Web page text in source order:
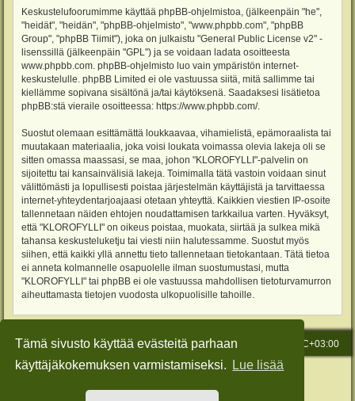
Tämä sivusto käyttää evästeitä parhaan
käyttäjäkokemuksen varmistamiseksi.
Lue lisää
Keskustelufoorumimme käyttää phpBB-ohjelmistoa, (jälkeenpäin "he",
"heidät", "heidän", "phpBB-ohjelmisto", "www.phpbb.com", "phpBB
Group", "phpBB Tiimit"), joka on julkaistu "General Public License v2" -
lisenssillä (jälkeenpäin "GPL") ja se voidaan ladata osoitteesta
www.phpbb.com . phpBB-ohjelmisto luo vain ympäristön internet-
keskustelulle. phpBB Limited ei ole vastuussa siitä, mitä sallimme tai
kiellämme sopivana sisältönä ja/tai käytöksenä. Saadaksesi lisätietoa
phpBB:stä vieraile osoitteessa: https://www.phpbb.com/.
Suostut olemaan esittämättä loukkaavaa, vihamielistä, epämoraalista tai
muutakaan materiaalia, joka voisi loukata voimassa olevia lakeja oli se
sitten omassa maassasi, se maa, johon "KLOROFYLLI"-palvelin on
sijoitettu tai kansainvälisiä lakeja. Toimimalla tätä vastoin voidaan sinut
välittömästi ja lopullisesti poistaa järjestelmän käyttäjistä ja tarvittaessa
internet-yhteydentarjoajaasi otetaan yhteyttä. Kaikkien viestien IP-osoite
tallennetaan näiden ehtojen noudattamisen tarkkailua varten. Hyväksyt,
että "KLOROFYLLI" on oikeus poistaa, muokata, siirtää ja sulkea mikä
tahansa keskusteluketju tai viesti niin halutessamme. Suostut myös
siihen, että kaikki yllä annettu tieto tallennetaan tietokantaan. Tätä tietoa
ei anneta kolmannelle osapuolelle ilman suostumustasi, mutta
"KLOROFYLLI" tai phpBB ei ole vastuussa mahdollisen tietoturvamurron
aiheuttamasta tietojen vuodosta ulkopuolisille tahoille.
Etusivu Kaikki ajat ovat UTC+03:00
Viesti Ylläpidolle
Keskustelufoorumin ohjelmistophpBB® Forum Software © phpBB Limited